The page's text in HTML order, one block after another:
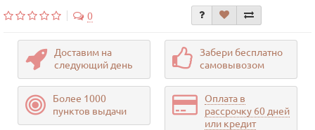
0
Доставим на
следующий день
Забери бесплатно
самовывозом
Более 1000
пунктов выдачи
Оплата в
рассрочку 60 дней
или кредит